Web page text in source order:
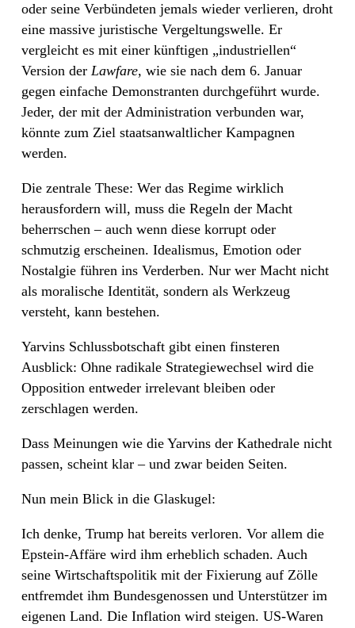
oder seine Verbündeten jemals wieder verlieren, droht
eine massive juristische Vergeltungswelle. Er
vergleicht es mit einer künftigen „industriellen“
Version der Lawfare, wie sie nach dem 6. Januar
gegen einfache Demonstranten durchgeführt wurde.
Jeder, der mit der Administration verbunden war,
könnte zum Ziel staatsanwaltlicher Kampagnen
werden.
Die zentrale These: Wer das Regime wirklich
herausfordern will, muss die Regeln der Macht
beherrschen – auch wenn diese korrupt oder
schmutzig erscheinen. Idealismus, Emotion oder
Nostalgie führen ins Verderben. Nur wer Macht nicht
als moralische Identität, sondern als Werkzeug
versteht, kann bestehen.
Yarvins Schlussbotschaft gibt einen finsteren
Ausblick: Ohne radikale Strategiewechsel wird die
Opposition entweder irrelevant bleiben oder
zerschlagen werden.
Dass Meinungen wie die Yarvins der Kathedrale nicht
passen, scheint klar – und zwar beiden Seiten.
Nun mein Blick in die Glaskugel:
Ich denke, Trump hat bereits verloren. Vor allem die
Epstein-Affäre wird ihm erheblich schaden. Auch
seine Wirtschaftspolitik mit der Fixierung auf Zölle
entfremdet ihm Bundesgenossen und Unterstützer im
eigenen Land. Die Inflation wird steigen. US-Waren